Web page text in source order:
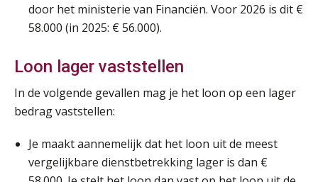
door het ministerie van Financiën. Voor 2026 is dit €
58.000 (in 2025: € 56.000).
Loon lager vaststellen
In de volgende gevallen mag je het loon op een lager
bedrag vaststellen:
Je maakt aannemelijk dat het loon uit de meest
vergelijkbare dienstbetrekking lager is dan €